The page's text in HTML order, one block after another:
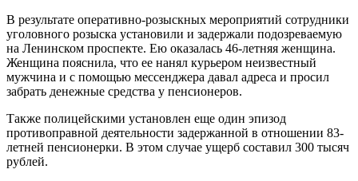
В результате оперативно-розыскных мероприятий сотрудники
уголовного розыска установили и задержали подозреваемую
на Ленинском проспекте. Ею оказалась 46-летняя женщина.
Женщина пояснила, что ее нанял курьером неизвестный
мужчина и с помощью мессенджера давал адреса и просил
забрать денежные средства у пенсионеров.
Также полицейскими установлен еще один эпизод
противоправной деятельности задержанной в отношении 83-
летней пенсионерки. В этом случае ущерб составил 300 тысяч
рублей.